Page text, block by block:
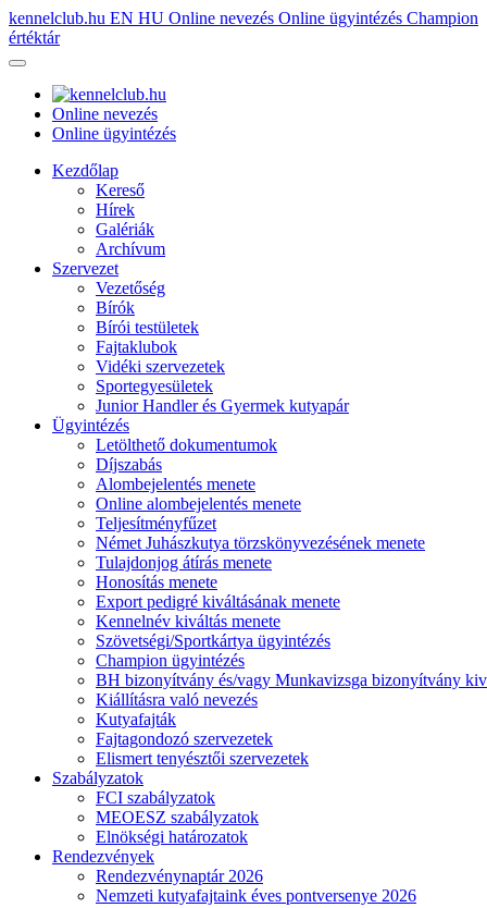
kennelclub.hu EN HU Online nevezés Online ügyintézés Champion
értéktár
Online nevezés
Online ügyintézés
Kezdőlap
Kereső
Hírek
Galériák
Archívum
Szervezet
Vezetőség
Bírók
Bírói testületek
Fajtaklubok
Vidéki szervezetek
Sportegyesületek
Junior Handler és Gyermek kutyapár
Ügyintézés
Letölthető dokumentumok
Díjszabás
Alombejelentés menete
Online alombejelentés menete
Teljesítményfűzet
Német Juhászkutya törzskönyvezésének menete
Tulajdonjog átírás menete
Honosítás menete
Export pedigré kiváltásának menete
Kennelnév kiváltás menete
Szövetségi/Sportkártya ügyintézés
Champion ügyintézés
BH bizonyítvány és/vagy Munkavizsga bizonyítvány
Kiállításra való nevezés
Kutyafajták
Fajtagondozó szervezetek
Elismert tenyésztői szervezetek
Szabályzatok
FCI szabályzatok
MEOESZ szabályzatok
Elnökségi határozatok
Rendezvények
Rendezvénynaptár 2026
Nemzeti kutyafajtaink éves pontversenye 2026